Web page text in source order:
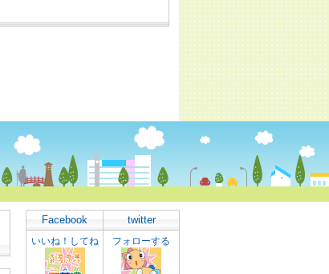
Facebook
いいね！してね
twitter
フォローする